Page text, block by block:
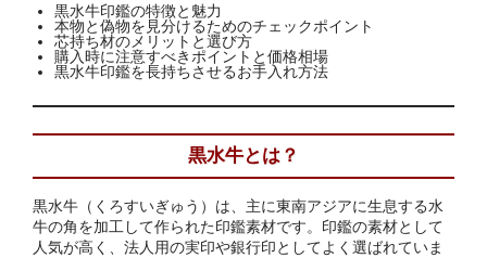
お客様の声
よくある質問
お問い合わせ
黒水牛印鑑の特徴と魅力
本物と偽物を見分けるためのチェックポイント
芯持ち材のメリットと選び方
購入時に注意すべきポイントと価格相場
黒水牛印鑑を長持ちさせるお手入れ方法
黒水牛とは？
黒水牛（くろすいぎゅう）は、主に東南アジアに生息する水
牛の角を加工して作られた印鑑素材です。印鑑の素材として
人気が高く、法人用の実印や銀行印としてよく選ばれていま